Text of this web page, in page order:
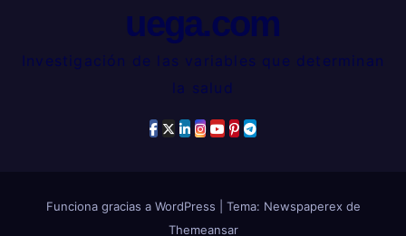
uega.com
Investigación de las variables que determinan
la salud
Funciona gracias a WordPress
Tema: Newspaperex de
Themeansar